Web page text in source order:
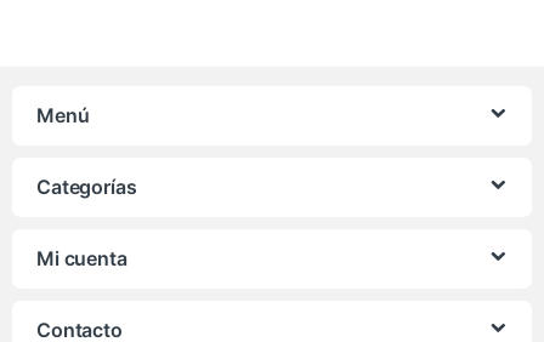
Menú
Categorías
Mi cuenta
Contacto